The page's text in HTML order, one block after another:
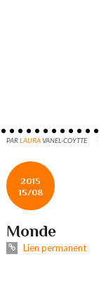
PARLAURAVANEL-COYTTE
2015
15/08
Monde
Lien permanent